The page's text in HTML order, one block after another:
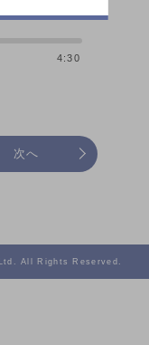
4:30
次へ
All Rights Reserved.